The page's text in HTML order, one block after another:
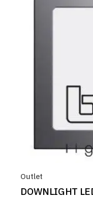
Outlet
DOWNLIGHT